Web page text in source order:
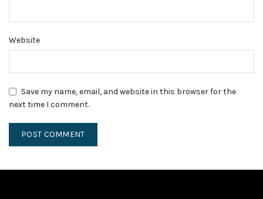
Website
Save my name, email, and website in this browser for the
next time I comment.